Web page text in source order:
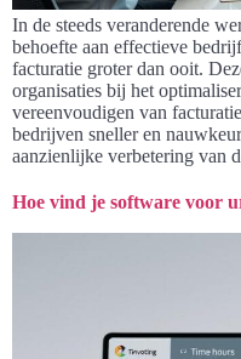
In de steeds veranderende
behoefte aan effectieve
facturatie groter dan ooit.
organisaties bij het
vereenvoudigen van
bedrijven sneller en
aanzienlijke verbetering
Hoe vind je software voor